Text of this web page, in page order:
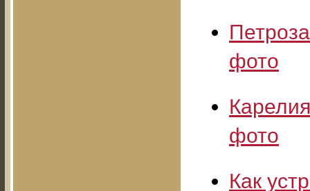
фото
фото
Как